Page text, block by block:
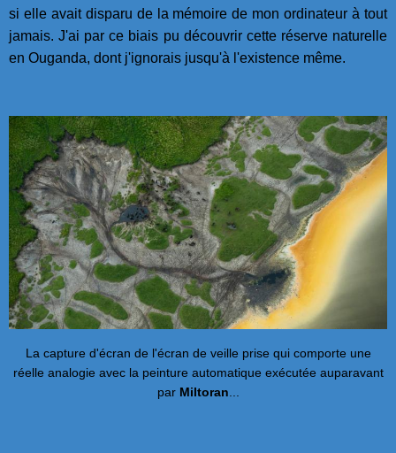
si elle avait disparu de la mémoire de mon ordinateur à tout
jamais. J'ai par ce biais pu découvrir cette réserve naturelle
en Ouganda, dont j'ignorais jusqu'à l'existence même.
La capture d'écran de l'écran de veille prise qui comporte une
réelle analogie avec la peinture automatique exécutée auparavant
par Miltoran